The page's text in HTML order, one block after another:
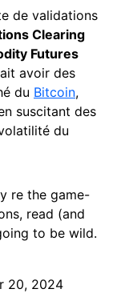
de validations
Clearing
Futures
avoir des
du Bitcoin,
suscitant des
du
re the game-
read (and
to be wild.
20, 2024